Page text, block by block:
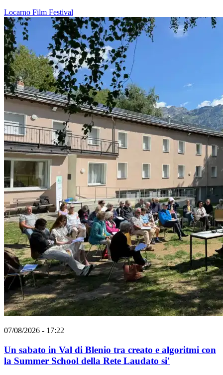
Locarno Film Festival
07/08/2026 - 17:22
Un sabato in Val di Blenio tra creato e algoritmi con
la Summer School della Rete Laudato si'